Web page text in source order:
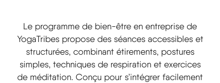
Le programme de bien-être en entreprise de
YogaTribes propose des séances accessibles et
structurées, combinant étirements, postures
simples, techniques de respiration et exercices
de méditation. Conçu pour s’intégrer facilement